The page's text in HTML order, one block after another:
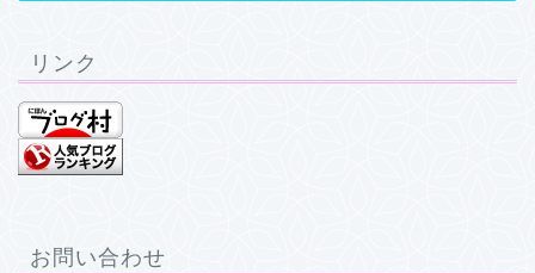
リンク
お問い合わせ